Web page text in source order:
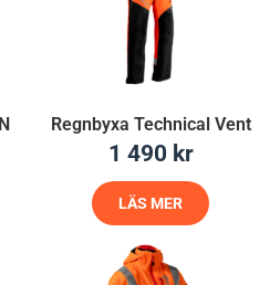
Regnbyxa Technical Vent
1 490 kr
LÄS MER